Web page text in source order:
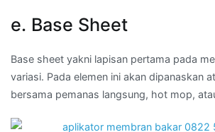
e. Base Sheet
Base sheet yakni lapisan pertama pada
variasi. Pada elemen ini akan dipanaskan
bersama pemanas langsung, hot mop,